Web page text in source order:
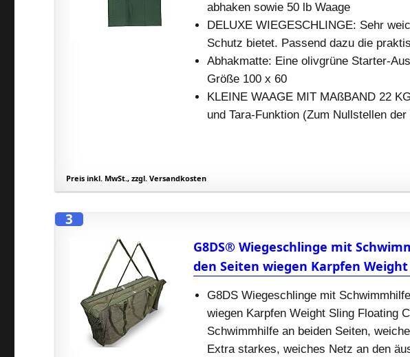
abhaken sowie 50 lb Waage
DELUXE WIEGESCHLINGE: Sehr
Schutz bietet. Passend dazu die
Abhakmatte: Eine olivgrüne Starter-
Größe 100 x 60
KLEINE WAAGE MIT MAßBAND 22
und Tara-Funktion (Zum Nullstellen
Preis inkl. MwSt., zzgl. Versandkosten
3
G8DS® Wiegeschlinge mit
den Seiten wiegen Karpfen
G8DS Wiegeschlinge mit
wiegen Karpfen Weight Sling Floating
Schwimmhilfe an beiden Seiten,
Extra starkes, weiches Netz an den